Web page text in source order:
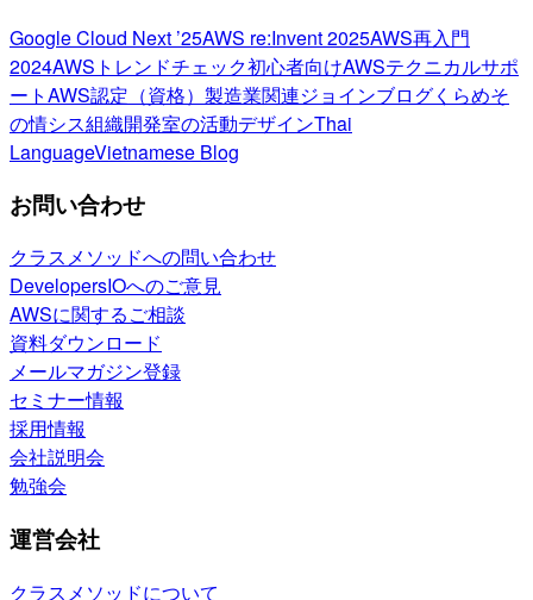
Google Cloud Next ’25AWS re:Invent 2025AWS再入門
2024AWSトレンドチェック初心者向けAWSテクニカルサポ
ートAWS認定（資格） 製造業関連ジョインブログくらめそ
の情シス組織開発室の活動デザインThai
LanguageVietnamese Blog
お問い合わせ
クラスメソッドへの問い合わせ
DevelopersIOへのご意見
AWSに関するご相談
資料ダウンロード
メールマガジン登録
セミナー情報
採用情報
会社説明会
勉強会
運営会社
クラスメソッドについて